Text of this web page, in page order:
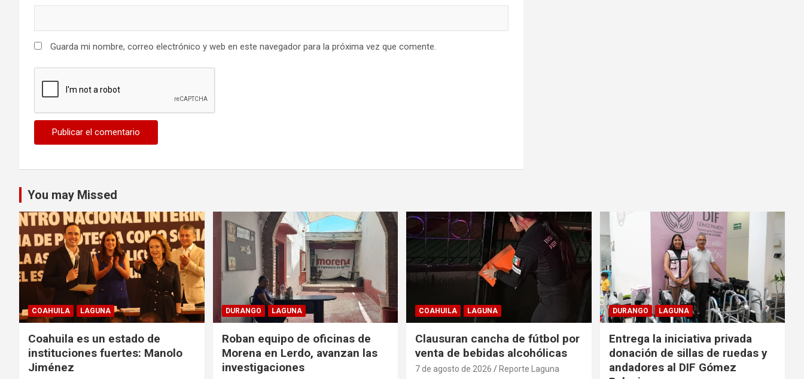
Guarda mi nombre, correo electrónico y web en este navegador para la próxima vez que comente.
You may Missed
COAHUILA LAGUNA
Coahuila es un estado de
instituciones fuertes: Manolo
Jiménez
DURANGO LAGUNA
Roban equipo de oficinas de
Morena en Lerdo, avanzan las
investigaciones
COAHUILA LAGUNA
Clausuran cancha de fútbol por
venta de bebidas alcohólicas
7 de agosto de 2026 Reporte Laguna
DURANGO LAGUNA
Entrega la iniciativa privada
donación de sillas de ruedas y
andadores al DIF Gómez